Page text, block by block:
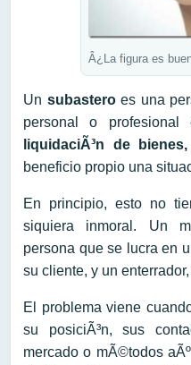
Â¿La figura es
Un subasteroes una
personal o
liquidaciÃ³n de bienes,
beneficio propio una
En principio, esto no
siquiera inmoral. Un
persona que se lucra en
su cliente, y un
El problema viene
su posiciÃ³n, sus
mercado o mÃ©todos